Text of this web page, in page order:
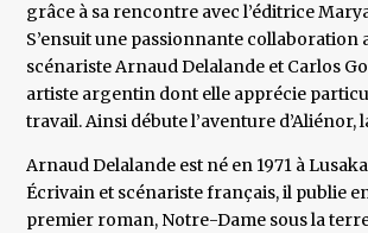
grâce à sa rencontre avec l’éditrice
S’ensuit une passionnante collaboration
scénariste Arnaud Delalande et Carlos
artiste argentin dont elle apprécie
travail. Ainsi débute l’aventure d’Aliénor,
Arnaud Delalande est né en 1971 à
Écrivain et scénariste français, il publie
premier roman, Notre-Dame sous la